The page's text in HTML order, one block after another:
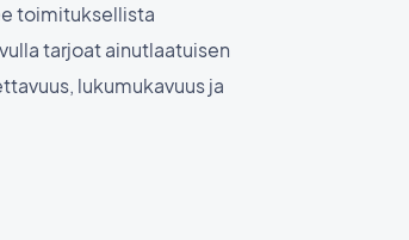
toimituksellista
tarjoat ainutlaatuisen
lukumukavuus ja